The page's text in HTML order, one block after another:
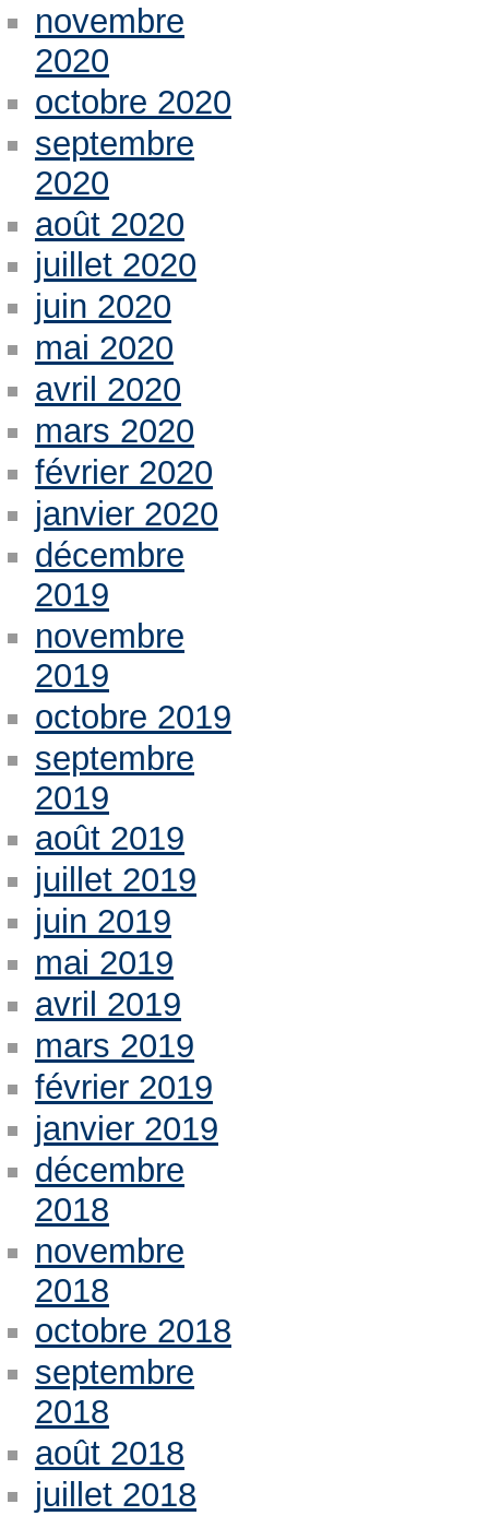
novembre
2020
octobre 2020
septembre
2020
août 2020
juillet 2020
juin 2020
mai 2020
avril 2020
mars 2020
février 2020
janvier 2020
décembre
2019
novembre
2019
octobre 2019
septembre
2019
août 2019
juillet 2019
juin 2019
mai 2019
avril 2019
mars 2019
février 2019
janvier 2019
décembre
2018
novembre
2018
octobre 2018
septembre
2018
août 2018
juillet 2018